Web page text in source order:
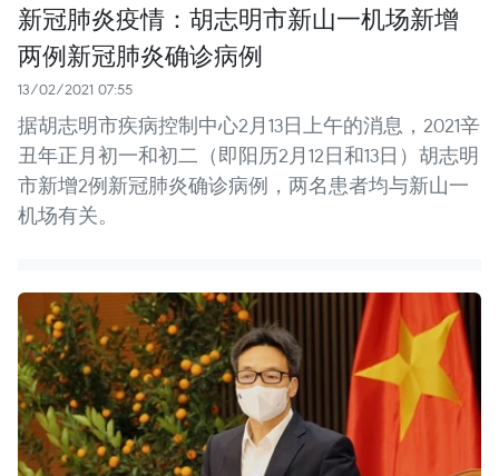
新冠肺炎疫情：胡志明市新山一机场新增
两例新冠肺炎确诊病例
13/02/2021 07:55
据胡志明市疾病控制中心2月13日上午的消息，2021辛
丑年正月初一和初二（即阳历2月12日和13日）胡志明
市新增2例新冠肺炎确诊病例，两名患者均与新山一
机场有关。